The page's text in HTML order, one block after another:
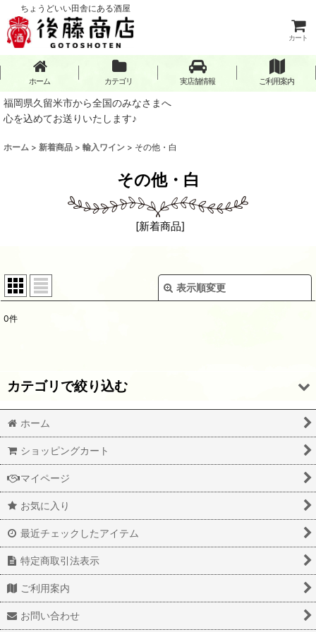
ちょうどいい田舎にある酒屋
カート
ホーム カテゴリ 実店舗情報 ご利用案内
福岡県久留米市から全国のみなさまへ
心を込めてお送りいたします♪
ホーム > 新着商品 > 輸入ワイン > その他・白
その他・白
[新着商品]
表示順変更
0件
カテゴリで絞り込む
輸入ワイン (全商品)
フランス・赤
フランス・白
イタリア・赤
スペイン・赤
スペイン・白
ホーム
ショッピングカート
マイページ
お気に入り
最近チェックしたアイテム
特定商取引法表示
ご利用案内
お問い合わせ